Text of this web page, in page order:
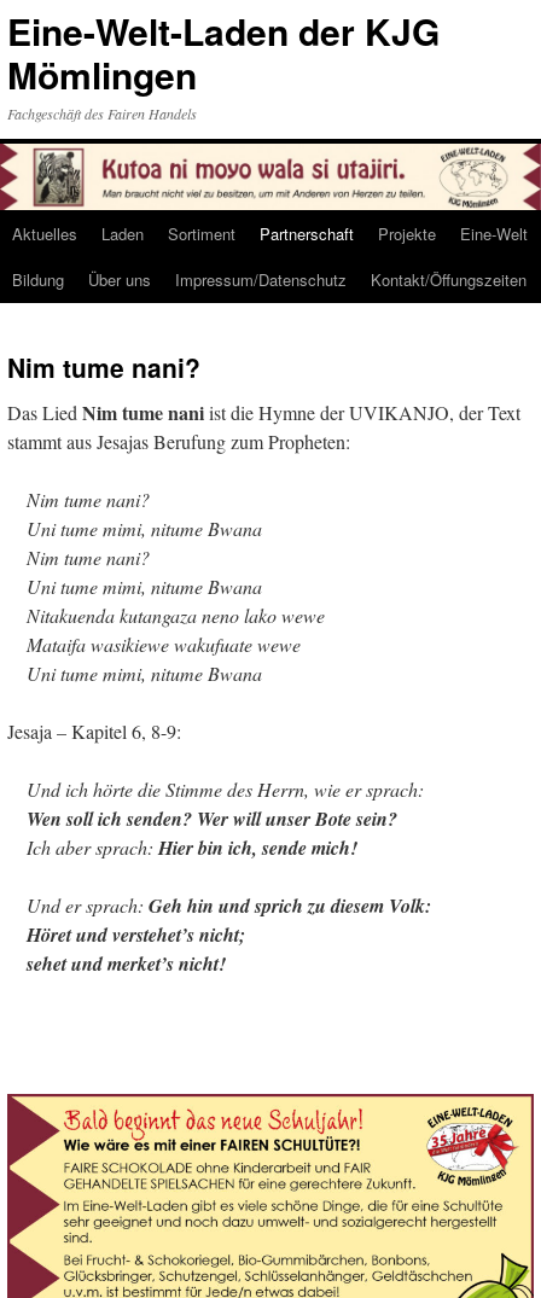
Eine-Welt-Laden der KJG
Mömlingen
Fachgeschäft des Fairen Handels
Skip
to
Aktuelles Laden Sortiment Partnerschaft Projekte
Eine-Welt
Bildung
Über uns Impressum/Datenschutz Kontakt/Öffungszeiten
Nim tume nani?
Das LiedNim tume naniist die Hymne der UVIKANJO, der Text
stammt aus Jesajas Berufung zum Propheten:
Nim tume nani?
Uni tume mimi, nitume Bwana
Nim tume nani?
Uni tume mimi, nitume Bwana
Nitakuenda kutangaza neno lako wewe
Mataifa wasikiewe wakufuate wewe
Uni tume mimi, nitume Bwana
Jesaja – Kapitel 6, 8-9:
Und ich hörte die Stimme des Herrn, wie er sprach:
Wen soll ich senden? Wer will unser Bote sein?
Ich aber sprach:Hier bin ich, sende mich!
Und er sprach: Geh hin und sprich zu diesem Volk:
Höret und verstehet’s nicht;
sehet und merket’s nicht!